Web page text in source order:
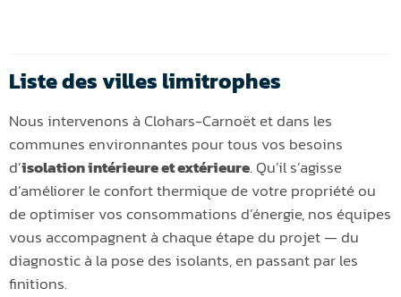
Liste des villes limitrophes
Nous intervenons à Clohars-Carnoët et dans les
communes environnantes pour tous vos besoins
d’isolation intérieure et extérieure. Qu’il s’agisse
d’améliorer le confort thermique de votre propriété ou
de optimiser vos consommations d’énergie, nos équipes
vous accompagnent à chaque étape du projet — du
diagnostic à la pose des isolants, en passant par les
finitions.